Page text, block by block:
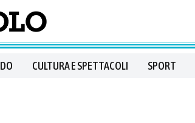
CULTURA E SPETTACOLI SPORT